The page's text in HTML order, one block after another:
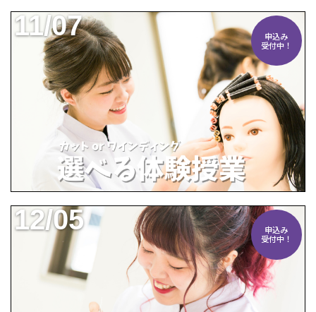
申込み
受付中！
11/07
申込み
受付中！
12/05